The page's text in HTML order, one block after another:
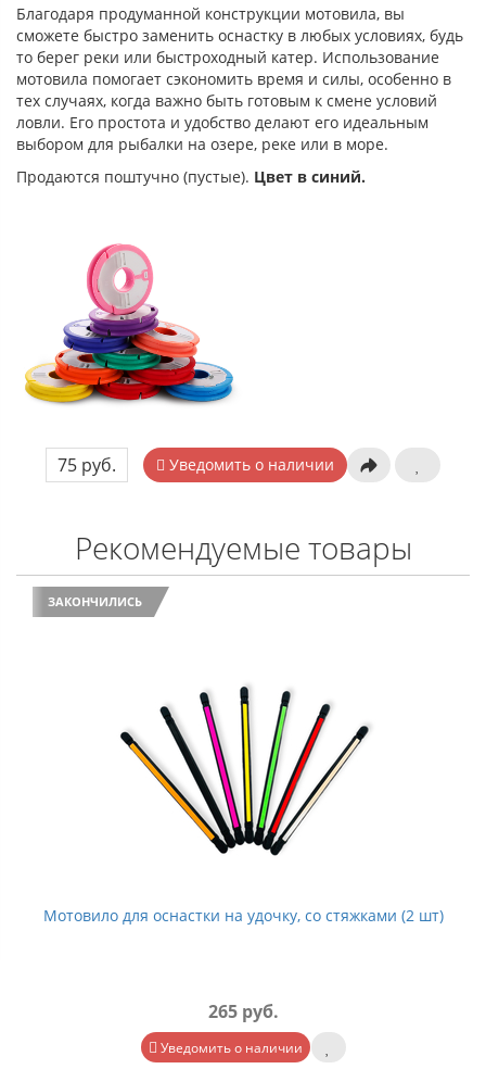
Благодаря продуманной конструкции мотовила, вы
сможете быстро заменить оснастку в любых условиях, будь
то берег реки или быстроходный катер. Использование
мотовила помогает сэкономить время и силы, особенно в
тех случаях, когда важно быть готовым к смене условий
ловли. Его простота и удобство делают его идеальным
выбором для рыбалки на озере, реке или в море.
Продаются поштучно (пустые). Цвет в синий.
75 руб. Уведомить о наличии
Рекомендуемые товары
ЗАКОНЧИЛИСЬ
Мотовило для оснастки на удочку, со стяжками (2 шт)
265 руб.
Уведомить о наличии